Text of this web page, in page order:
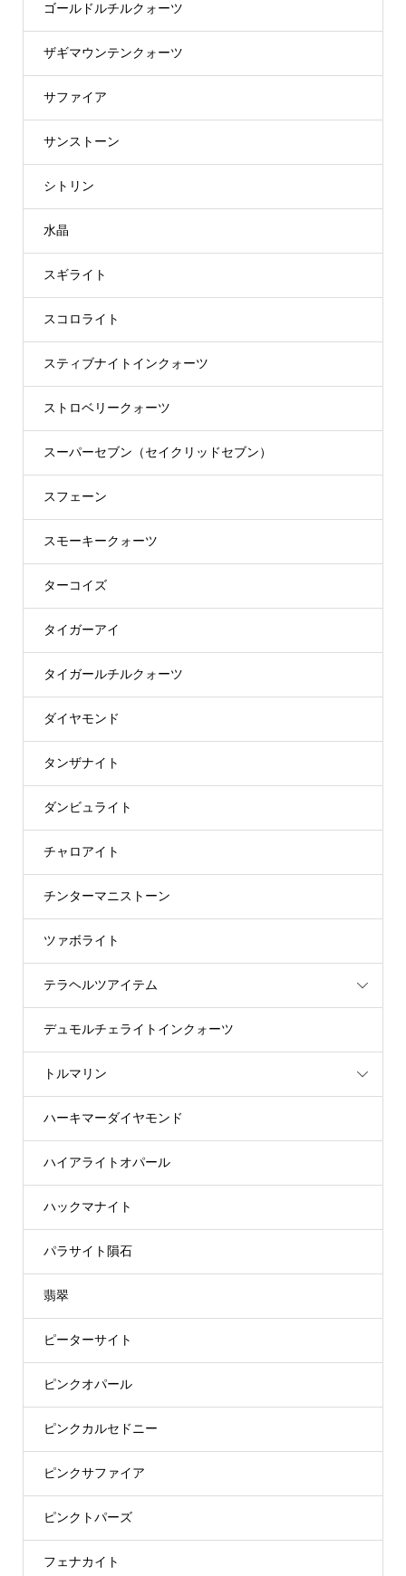
ゴールドルチルクォーツ
ザギマウンテンクォーツ
サファイア
サンストーン
シトリン
水晶
スギライト
スコロライト
スティブナイトインクォーツ
ストロベリークォーツ
スーパーセブン（セイクリッドセブン）
スフェーン
スモーキークォーツ
ターコイズ
タイガーアイ
タイガールチルクォーツ
ダイヤモンド
タンザナイト
ダンビュライト
チャロアイト
チンターマニストーン
ツァボライト
テラヘルツアイテム
デュモルチェライトインクォーツ
トルマリン
ハーキマーダイヤモンド
ハイアライトオパール
ハックマナイト
パラサイト隕石
翡翠
ピーターサイト
ピンクオパール
ピンクカルセドニー
ピンクサファイア
ピンクトパーズ
フェナカイト